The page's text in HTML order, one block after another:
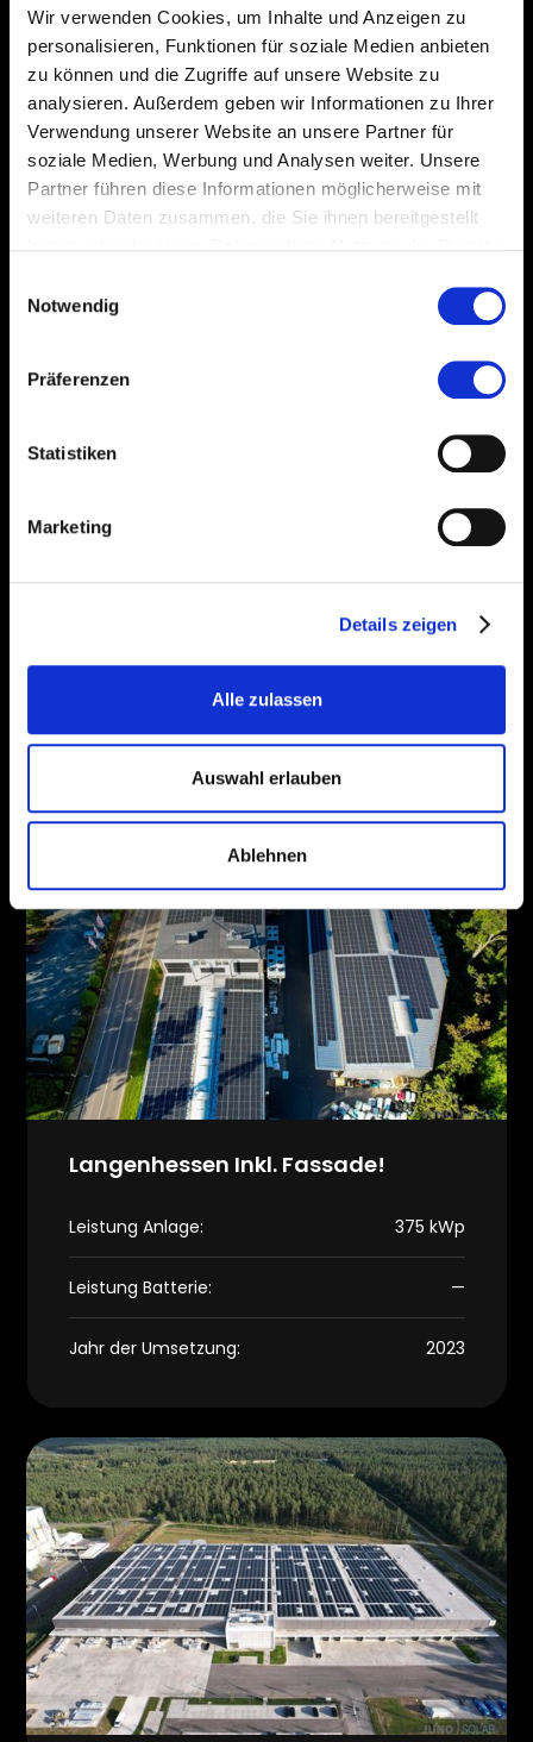
Wir verwenden Cookies, um Inhalte und Anzeigen zu
personalisieren, Funktionen für soziale Medien anbieten
zu können und die Zugriffe auf unsere Website zu
analysieren. Außerdem geben wir Informationen zu Ihrer
Verwendung unserer Website an unsere Partner für
soziale Medien, Werbung und Analysen weiter. Unsere
Partner führen diese Informationen möglicherweise mit
weiteren Daten zusammen, die Sie ihnen bereitgestellt
Notwendig
Präferenzen
Statistiken
Marketing
Details zeigen
Alle zulassen
Auswahl erlauben
Ablehnen
Leistung Batterie: —
Jahr der Umsetzung:
375 kWp
Leistung Batterie: —
Jahr der Umsetzung: 2023
Langenhessen Inkl. Fassade!
Leistung Anlage: 375 kWp
Leistung Batterie: —
Jahr der Umsetzung: 2023